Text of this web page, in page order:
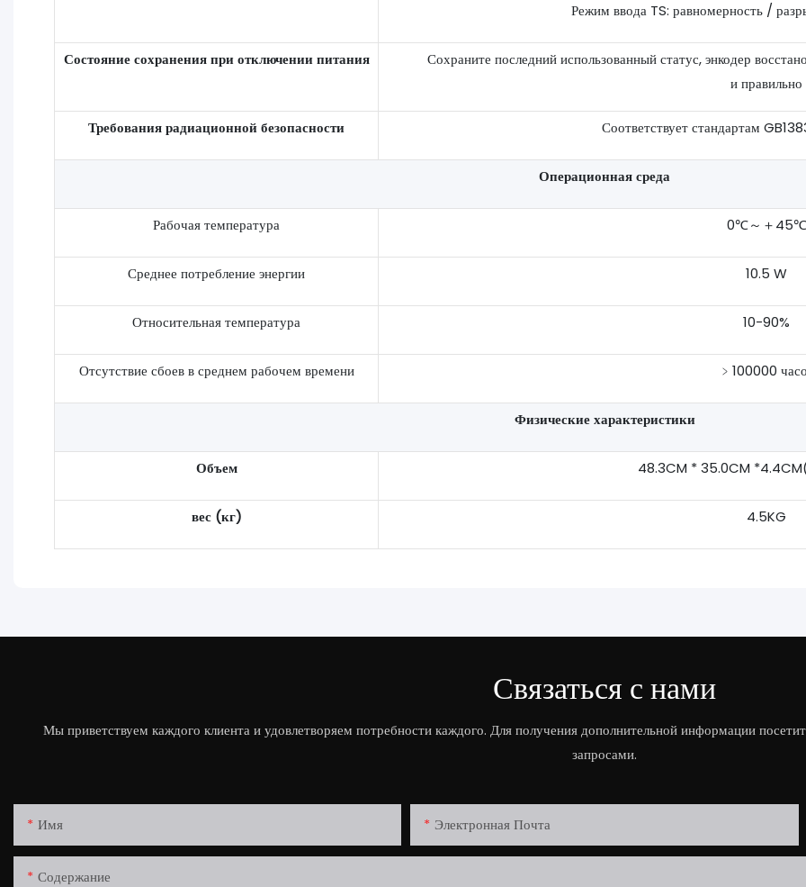
Режим ввода TS: равномерность /
Состояние сохранения при отключении питания
Сохраните последний использованный статус, энкодер
и правильно
Требования радиационной безопасности Соответствует стандартам
Операционная среда
Рабочая температура 0℃～＋45℃
Среднее потребление энергии 10.5 W
Относительная температура 10-90%
Отсутствие сбоев в среднем рабочем времени ﹥100000
Физические характеристики
Объем 48.3CM * 35.0CM
вес (кг) 4.5KG
Связаться с нами
Мы приветствуем каждого клиента и удовлетворяем потребности каждого. Для получения дополнительной информации
запросами.
Имя Электронная Почта
Содержание